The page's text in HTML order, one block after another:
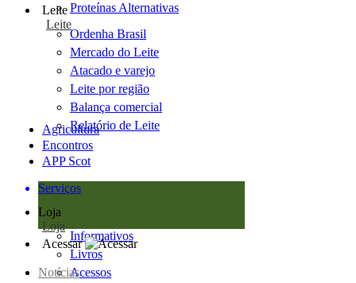
Proteínas Alternativas
Leite
Leite
Ordenha Brasil
Mercado do Leite
Atacado e varejo
Leite por região
Balança comercial
Relatório de Leite
Agricultura
Encontros
APP Scot
Serviços
Loja
Loja
Informativos
Livros
Acessos
Acessar
Notícias